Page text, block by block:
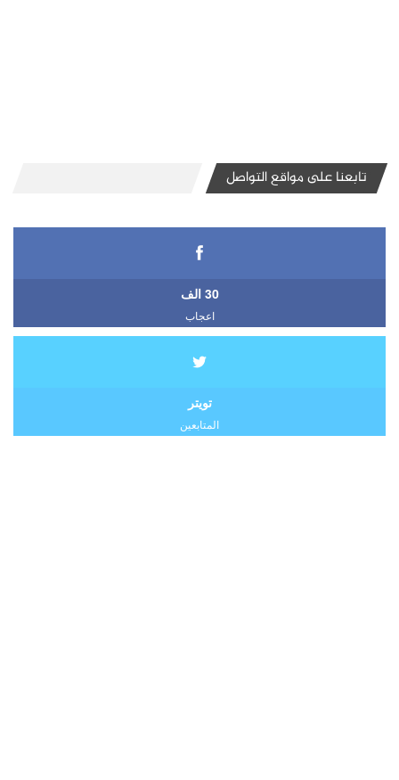
تابعنا على مواقع التواصل
30 الف
اعجاب
تويتر
المتابعين